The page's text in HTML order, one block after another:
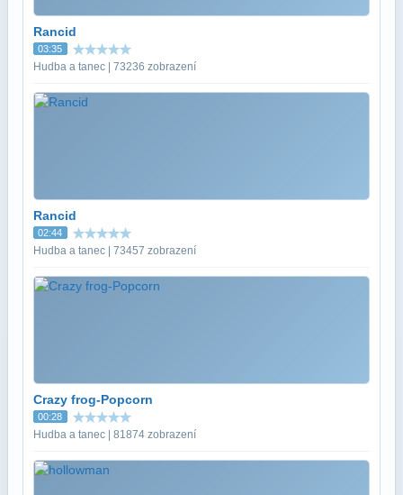
Rancid
03:35
Hudba a tanec | 73236 zobrazení
Rancid
02:44
Hudba a tanec | 73457 zobrazení
Crazy frog-Popcorn
00:28
Hudba a tanec | 81874 zobrazení